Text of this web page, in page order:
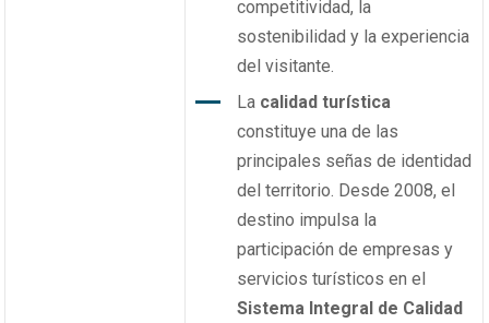
competitividad, la
sostenibilidad y la experiencia
del visitante.
La calidad turística
constituye una de las
principales señas de identidad
del territorio. Desde 2008, el
destino impulsa la
participación de empresas y
servicios turísticos en el
Sistema Integral de Calidad